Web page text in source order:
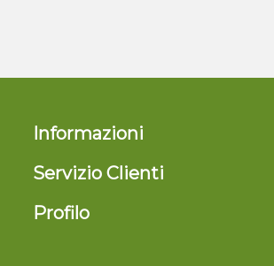
Informazioni
Servizio Clienti
Profilo